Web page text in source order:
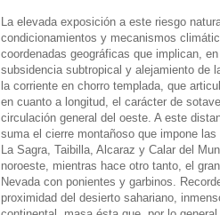
La elevada exposición a este riesgo
condicionamientos y mecanismos
coordenadas geográficas que implican,
subsidencia subtropical y alejamiento de
la corriente en chorro templada, que
en cuanto a longitud, el carácter de
circulación general del oeste. A este
suma el cierre montañoso que impone las
La Sagra, Taibilla, Alcaraz y Calar del
noroeste, mientras hace otro tanto, el
Nevada con ponientes y garbinos.
proximidad del desierto sahariano,